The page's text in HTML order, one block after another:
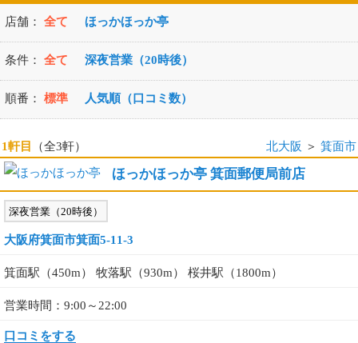
店舗： 全て ほっかほっか亭
条件： 全て 深夜営業（20時後）
順番： 標準 人気順（口コミ数）
1軒目 （全3軒） 北大阪 ＞ 箕面市
ほっかほっか亭 箕面郵便局前店
深夜営業（20時後）
大阪府箕面市箕面5-11-3
箕面駅（450m） 牧落駅（930m） 桜井駅（1800m）
営業時間：9:00～22:00
口コミをする